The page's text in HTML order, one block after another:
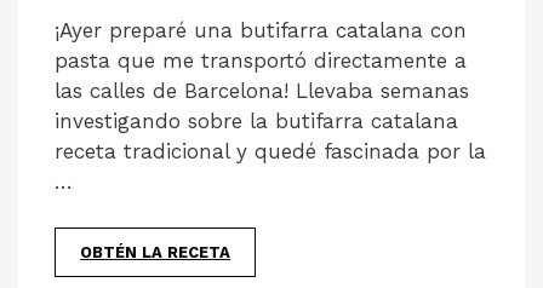
¡Ayer preparé una butifarra catalana con
pasta que me transportó directamente a
las calles de Barcelona! Llevaba semanas
investigando sobre la butifarra catalana
receta tradicional y quedé fascinada por la
…
OBTÉN LA RECETA